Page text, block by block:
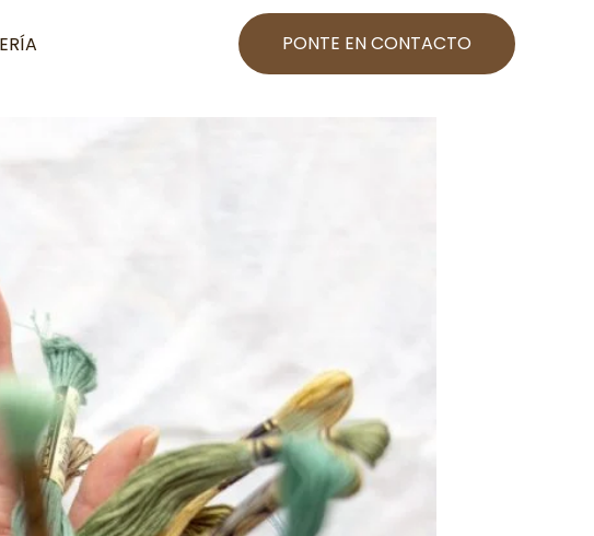
PONTE EN CONTACTO